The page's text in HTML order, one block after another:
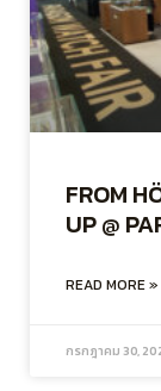
FROM
UP @
READ MORE »
กรกฎาคม 30,